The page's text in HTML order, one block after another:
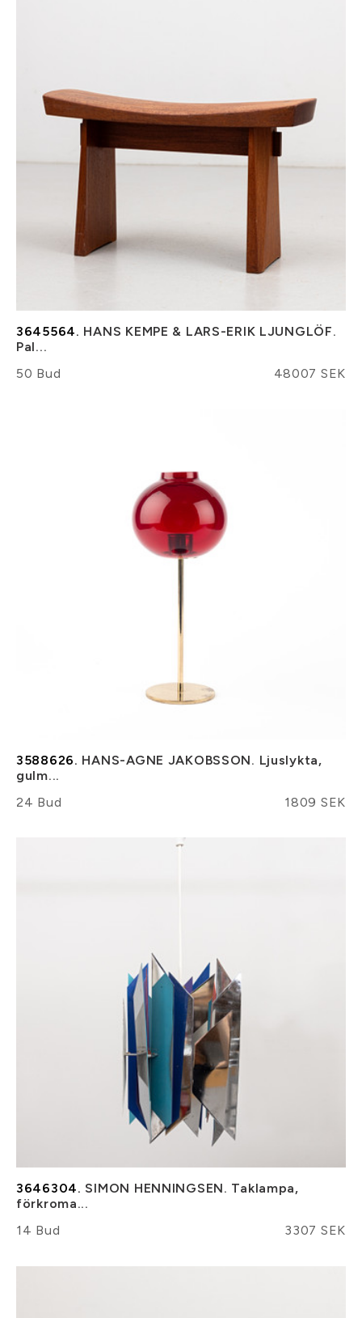
3645564. HANS KEMPE & LARS-ERIK LJUNGLÖF.
Pal...
50 Bud
48007 SEK
3588626. HANS-AGNE JAKOBSSON. Ljuslykta,
gulm...
24 Bud
1809 SEK
3646304. SIMON HENNINGSEN. Taklampa,
förkroma...
14 Bud
3307 SEK